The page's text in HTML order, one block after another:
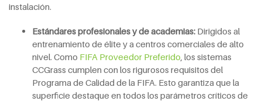
instalación.
Estándares profesionales y de academias: Dirigidos al
entrenamiento de élite y a centros comerciales de alto
nivel. Como FIFA Proveedor Preferido , los sistemas
CCGrass cumplen con los rigurosos requisitos del
Programa de Calidad de la FIFA. Esto garantiza que la
superficie destaque en todos los parámetros críticos de